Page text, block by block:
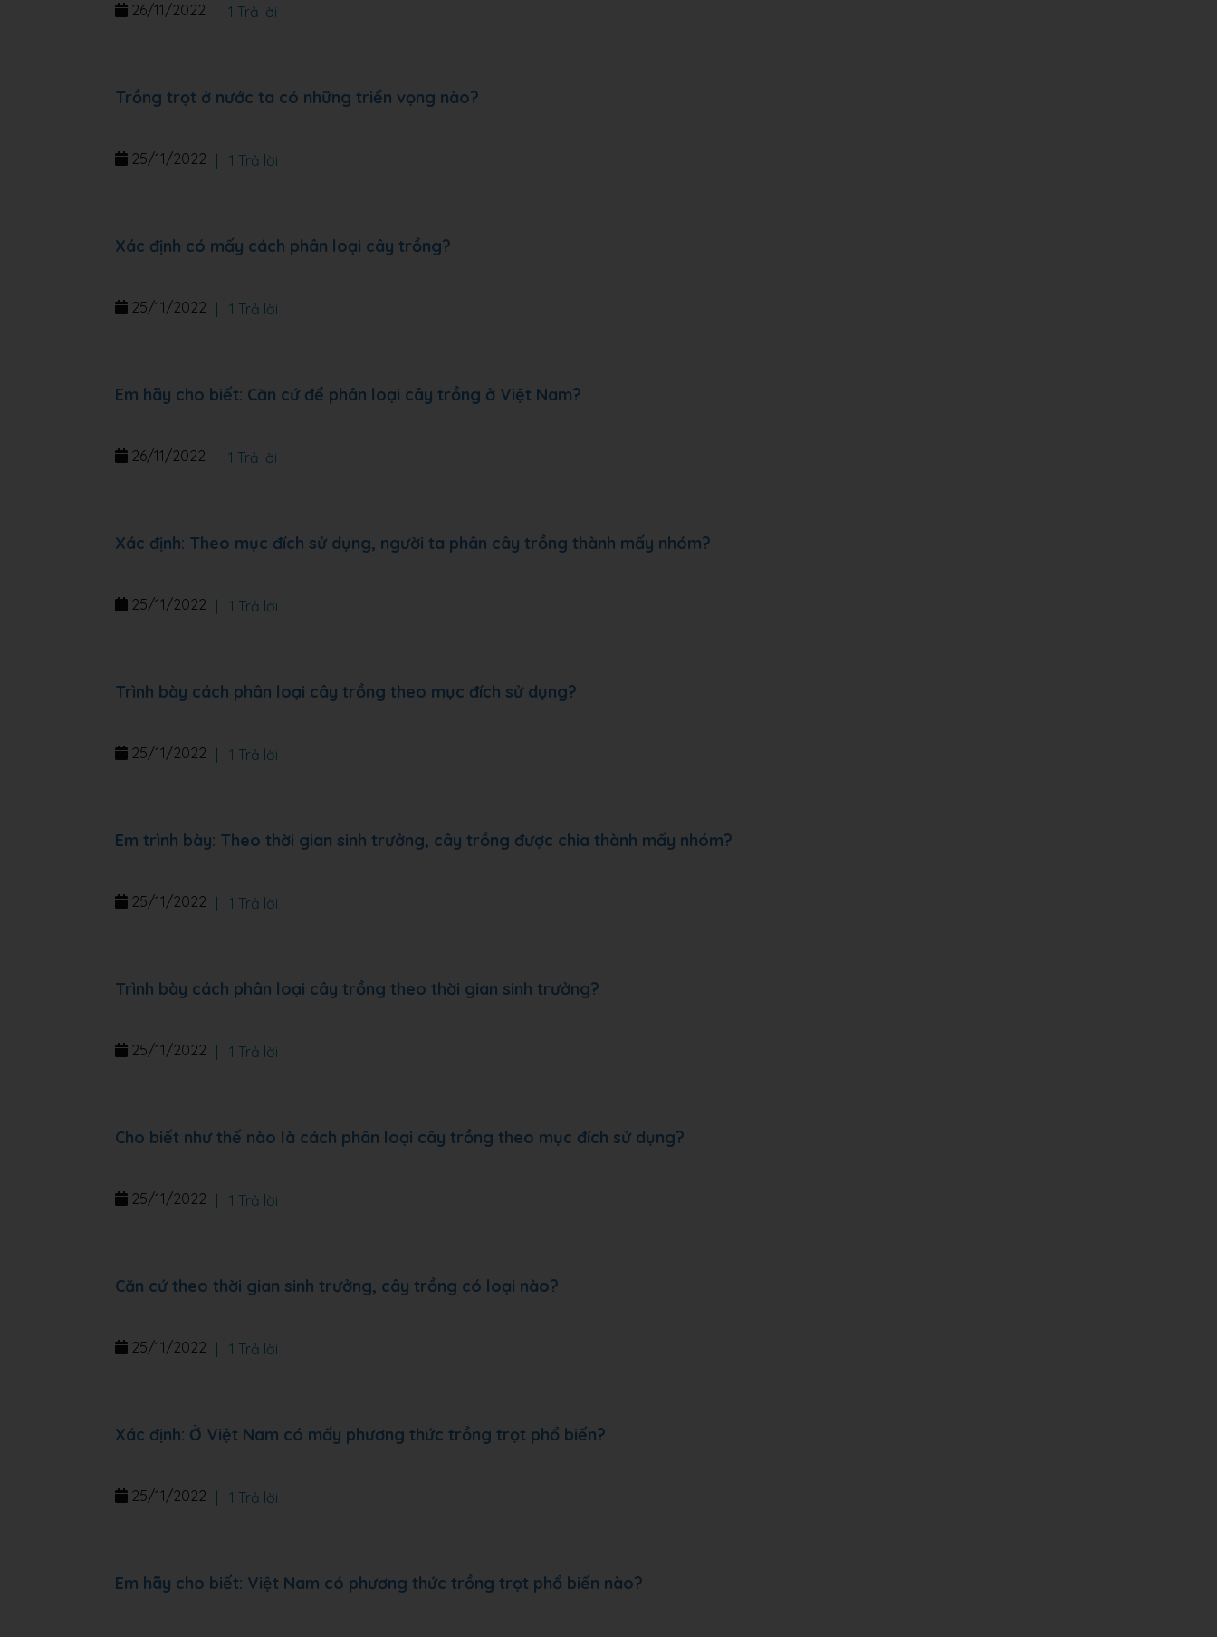
26/11/2022 1 Trả lời
Trồng trọt ở nước ta có những triển vọng nào?
25/11/2022 1 Trả lời
Xác định có mấy cách phân loại cây trồng?
25/11/2022 1 Trả lời
Em hãy cho biết: Căn cứ để phân loại cây trồng ở Việt Nam?
26/11/2022 1 Trả lời
Xác định: Theo mục đích sử dụng, người ta phân cây trồng thành mấy nhóm?
25/11/2022 1 Trả lời
Trình bày cách phân loại cây trồng theo mục đích sử dụng?
25/11/2022 1 Trả lời
Em trình bày: Theo thời gian sinh trưởng, cây trồng được chia thành mấy nhóm?
25/11/2022 1 Trả lời
Trình bày cách phân loại cây trồng theo thời gian sinh trưởng?
25/11/2022 1 Trả lời
Cho biết như thế nào là cách phân loại cây trồng theo mục đích sử dụng?
25/11/2022 1 Trả lời
Căn cứ theo thời gian sinh trưởng, cây trồng có loại nào?
25/11/2022 1 Trả lời
Xác định: Ở Việt Nam có mấy phương thức trồng trọt phổ biến?
25/11/2022 1 Trả lời
Em hãy cho biết: Việt Nam có phương thức trồng trọt phổ biến nào?